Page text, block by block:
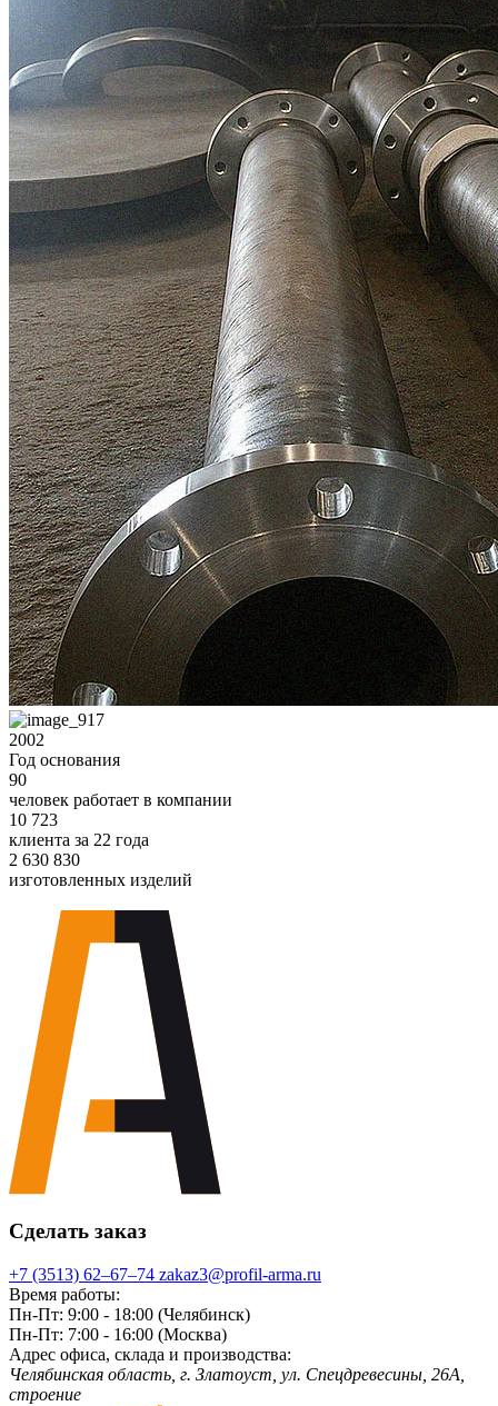
2002
Год основания
90
человек работает в компании
10 723
клиента за 22 года
2 630 830
изготовленных изделий
Сделать заказ
+7 (3513) 62‒67‒74 zakaz3@profil-arma.ru
Время работы:
Пн-Пт: 9:00 - 18:00 (Челябинск)
Пн-Пт: 7:00 - 16:00 (Москва)
Адрес офиса, склада и производства:
Челябинская область, г. Злaтoycт, ул. Спецдревесины, 26А,
строение